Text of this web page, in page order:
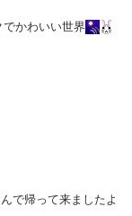
でかわいい世界
で帰って来ましたよ